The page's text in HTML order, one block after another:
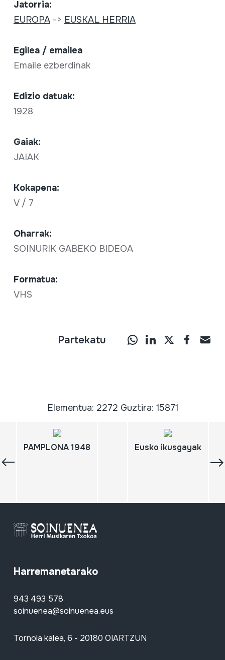
Jatorria:
EUROPA-> EUSKAL HERRIA
Egilea / emailea
Emaile ezberdinak
Edizio datuak:
1928
Gaiak:
JAIAK
Kokapena:
V / 7
Oharrak:
SOINURIK GABEKO BIDEOA
Formatua:
VHS
Partekatu
Elementua: 2272 Guztira: 15871
PAMPLONA 1948 Eusko ikusgayak
Harremanetarako
943 493 578
soinuenea@soinuenea.eus
Tornola kalea, 6 - 20180 OIARTZUN